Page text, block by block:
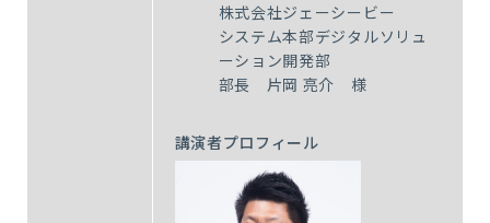
株式会社ジェーシービー
システム本部デジタルソリュ
ーション開発部
部長 片岡 亮介 様
講演者プロフィール